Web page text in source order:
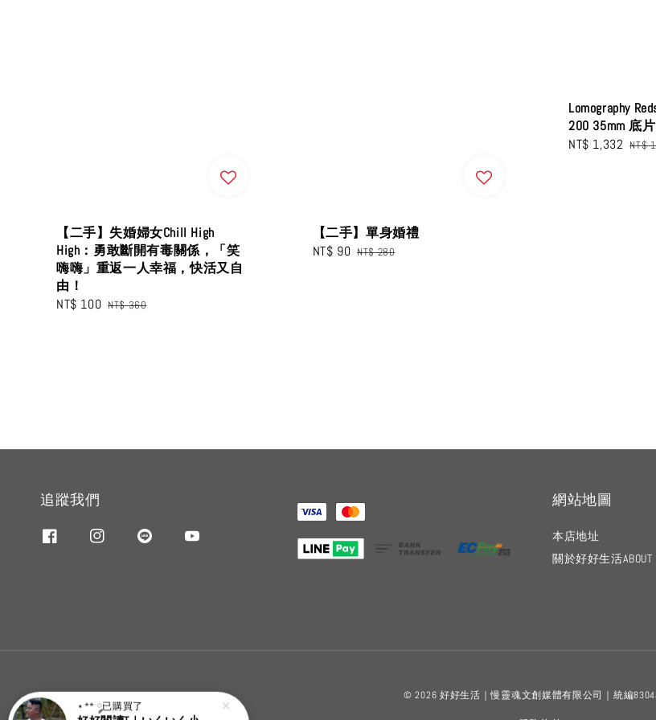
【二手】失婚婦女Chill High
High：勇敢斷開有毒關係，「笑
嗨嗨」重返一人幸福，快活又自
由！
Sale
NT$ 100 Regular
NT$ 360
【二手】單身婚禮
Sale
NT$ 90 Regular
NT$ 280
Lomography
200 35mm 底片
Sale
NT$ 1,332 NT$
追蹤我們 網站地圖
本店地址
關於好好生活ABOUT
© 2026 好好生活｜慢靈魂文創媒體有限公司｜統編